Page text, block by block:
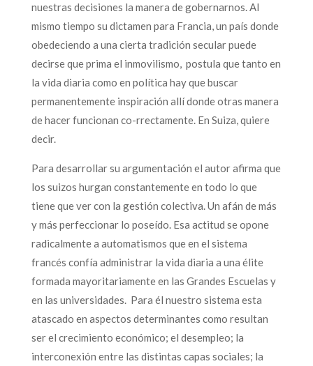
nuestras decisiones la manera de gobernarnos. Al
mismo tiempo su dictamen para Francia, un país donde
obedeciendo a una cierta tradición secular puede
decirse que prima el inmovilismo, postula que tanto en
la vida diaria como en política hay que buscar
permanentemente inspiración allí donde otras manera
de hacer funcionan co-rrectamente. En Suiza, quiere
decir.
Para desarrollar su argumentación el autor afirma que
los suizos hurgan constantemente en todo lo que
tiene que ver con la gestión colectiva. Un afán de más
y más perfeccionar lo poseído. Esa actitud se opone
radicalmente a automatismos que en el sistema
francés confía administrar la vida diaria a una élite
formada mayoritariamente en las Grandes Escuelas y
en las universidades. Para él nuestro sistema esta
atascado en aspectos determinantes como resultan
ser el crecimiento económico; el desempleo; la
interconexión entre las distintas capas sociales; la